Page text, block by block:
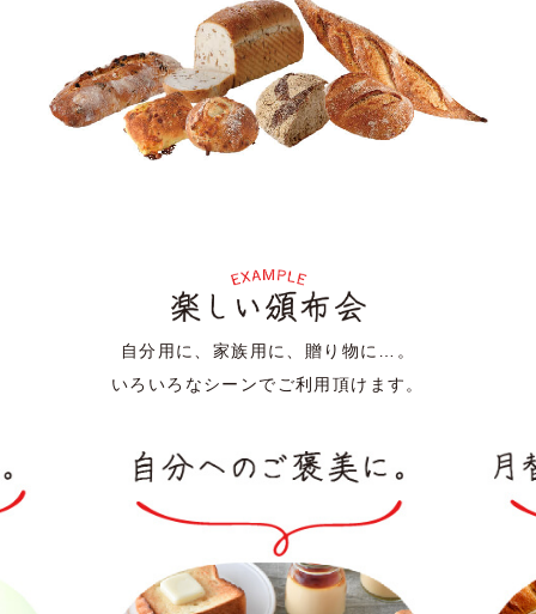
自分用に、家族用に、贈り物に…。
いろいろなシーンでご利用頂けます。